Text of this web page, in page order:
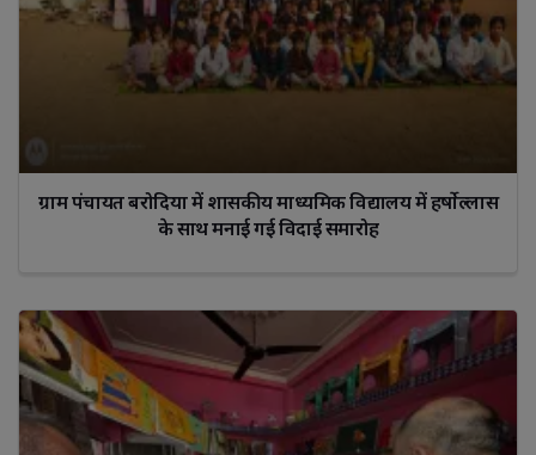
ग्राम पंचायत बरोदिया में शासकीय माध्यमिक विद्यालय में हर्षोल्लास
के साथ मनाई गई विदाई समारोह